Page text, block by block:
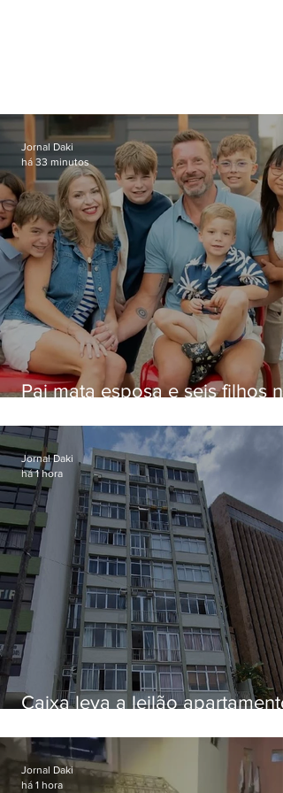
Pai mata esposa e seis filhos
Jornal Daki
há 33 minutos
Caixa leva a leilão apartamento
Botafogo
Jornal Daki
há 1 hora
Jornal Daki
há 1 hora